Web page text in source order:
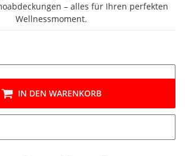
– alles für Ihren perfekten
Wellnessmoment.
IN DEN WARENKORB